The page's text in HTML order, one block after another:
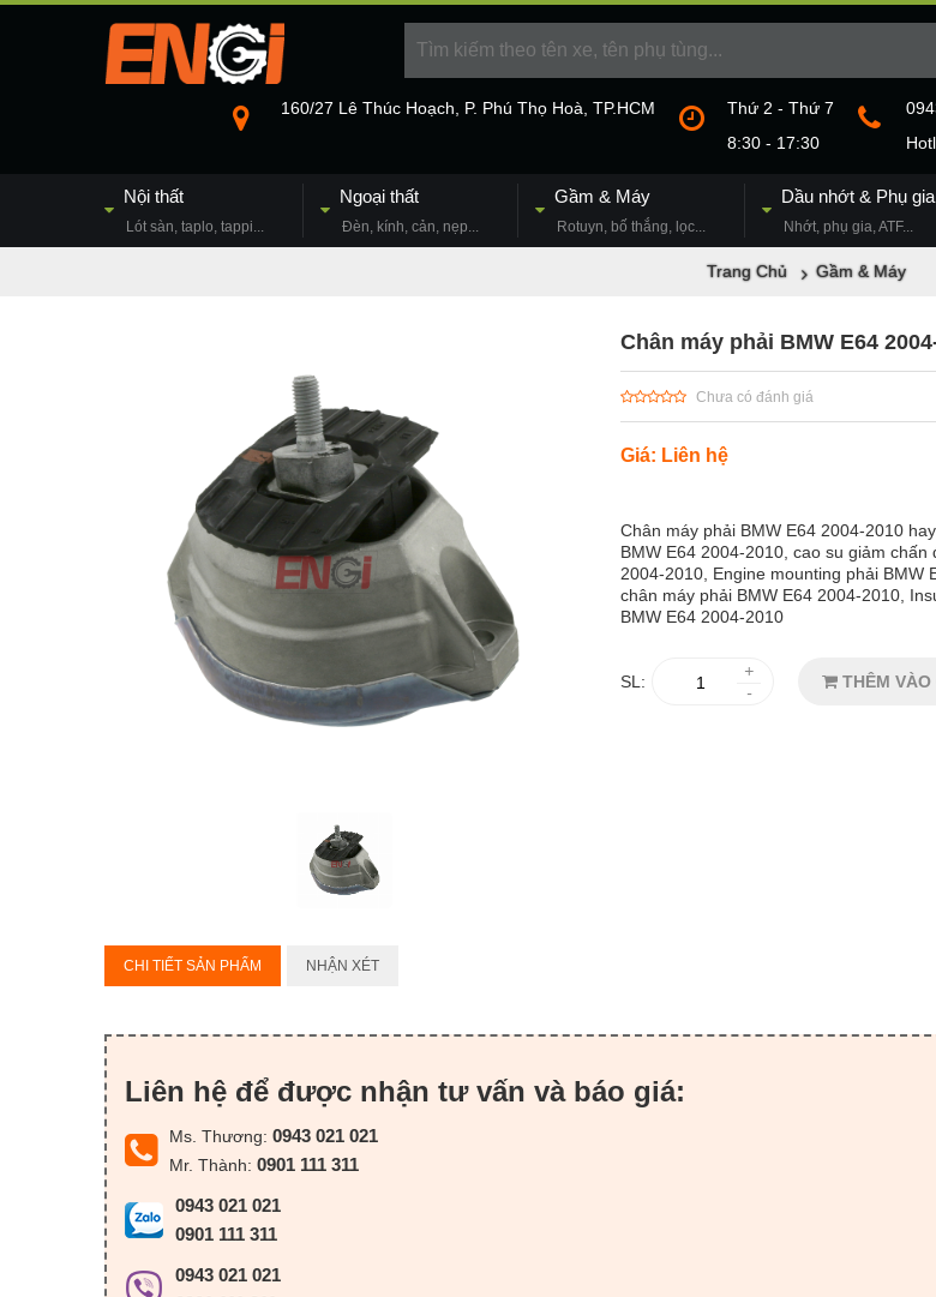
160/27 Lê Thúc Hoạch, P. Phú Thọ Hoà, TP.HCM
Thứ 2 - Thứ 7
8:30 - 17:30
Nội thất
Lót sàn, taplo, tappi...
Ngoại thất
Đèn, kính, cản, nẹp...
Gầm & Máy
Rotuyn, bố thắng, lọc...
Dầu nhớt & Phụ gia
Nhớt, phụ gia, ATF...
Trang Chủ Gầm & Máy
Chân máy phải BMW E64
Chưa có đánh giá
Giá: Liên hệ
Chân máy phải BMW E64 2004-2010
BMW E64 2004-2010, cao su giảm chấn
2004-2010, Engine mounting phải BMW
chân máy phải BMW E64 2004-2010,
BMW E64 2004-2010
SL:
+
-
THÊM VÀO
CHI TIẾT SẢN PHẨM NHẬN XÉT
Liên hệ để được nhận tư vấn và báo giá:
Ms. Thương: 0943 021 021
Mr. Thành: 0901 111 311
0943 021 021
0901 111 311
0943 021 021